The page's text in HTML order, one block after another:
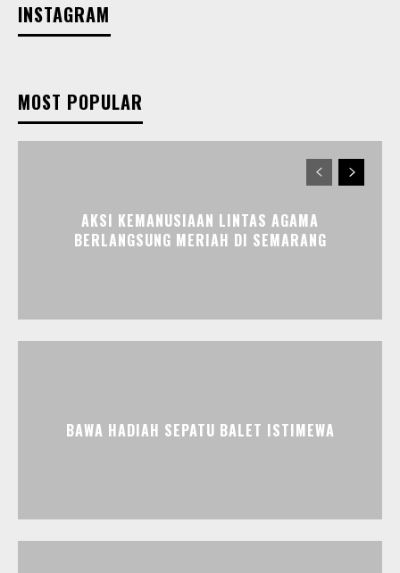
INSTAGRAM
MOST POPULAR
AKSI KEMANUSIAAN LINTAS AGAMA
BERLANGSUNG MERIAH DI SEMARANG
BAWA HADIAH SEPATU BALET ISTIMEWA